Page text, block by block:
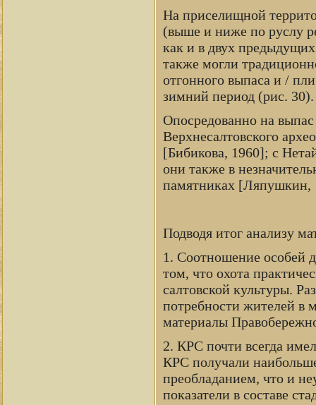
На приселищной
(выше и ниже по руслу
как и в двух
также могли
отгонного выпаса и /
зимний период (рис. 30).
Опосредованно на
Верхнесалтовского
[Бибикова, 1960]; с
они также в
памятниках [Ляпушкин,
Подводя итог анализу
1. Соотношение особей
том, что охота
салтовской культуры.
потребности жителей в
материалы
2. КРС почти всегда
КРС получали
преобладанием, что и
показатели в составе